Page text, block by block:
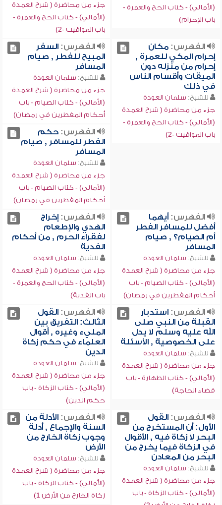
(الأمالي) - كتاب الحج والعمرة -
باب الإحرام)
جزء من محاضرة ( شرح العمدة
(الأمالي) - كتاب الحج والعمرة -
باب المواقيت -2)
الفهرس:مكان
إحرام المكي للعمرة ,
إحرام من منزله دون
الميقات وأقسام الناس
في ذلك
للشيخ: سلمان العودة
جزء من محاضرة ( شرح العمدة
(الأمالي) - كتاب الحج والعمرة -
باب المواقيت -2)
الفهرس:السفر
المبيح للفطر , صيام
المسافر
للشيخ: سلمان العودة
جزء من محاضرة ( شرح العمدة
(الأمالي) - كتاب الصيام - باب
أحكام المفطرين في رمضان)
الفهرس:حكم
الفطر للمسافر , صيام
المسافر
للشيخ: سلمان العودة
جزء من محاضرة ( شرح العمدة
(الأمالي) - كتاب الصيام - باب
أحكام المفطرين في رمضان)
الفهرس:أيهما
أفضل للمسافر الفطر
أم الصيام؟ , صيام
المسافر
للشيخ: سلمان العودة
جزء من محاضرة ( شرح العمدة
(الأمالي) - كتاب الصيام - باب
أحكام المفطرين في رمضان)
الفهرس:إخراج
الهدي والإطعام
لفقراء الحرم , من أحكام
الفدية
للشيخ: سلمان العودة
جزء من محاضرة ( شرح العمدة
(الأمالي) - كتاب الحج والعمرة -
باب الفدية)
الفهرس:استدبار
القبلة من النبي صلى
الله عليه وسلم لا يدل
على الخصوصية , الأسئلة
للشيخ: سلمان العودة
جزء من محاضرة ( شرح العمدة
(الأمالي) - كتاب الطهارة - باب
قضاء الحاجة)
الفهرس:القول
الثالث: التفريق بين
المليء وغيره , أقوال
العلماء في حكم زكاة
الدين
للشيخ: سلمان العودة
جزء من محاضرة ( شرح العمدة
(الأمالي) - كتاب الزكاة - باب
حكم الدين)
الفهرس:القول
الأول: أن المستخرج من
البحر لا زكاة فيه , الأقوال
في الزكاة فيما يخرج من
البحر من المعادن
للشيخ: سلمان العودة
جزء من محاضرة ( شرح العمدة
(الأمالي) - كتاب الزكاة - باب
الفهرس:الأدلة من
السنة والإجماع , أدلة
وجوب زكاة الخارج من
الأرض
للشيخ: سلمان العودة
جزء من محاضرة ( شرح العمدة
(الأمالي) - كتاب الزكاة - باب
زكاة الخارج من الأرض 1)